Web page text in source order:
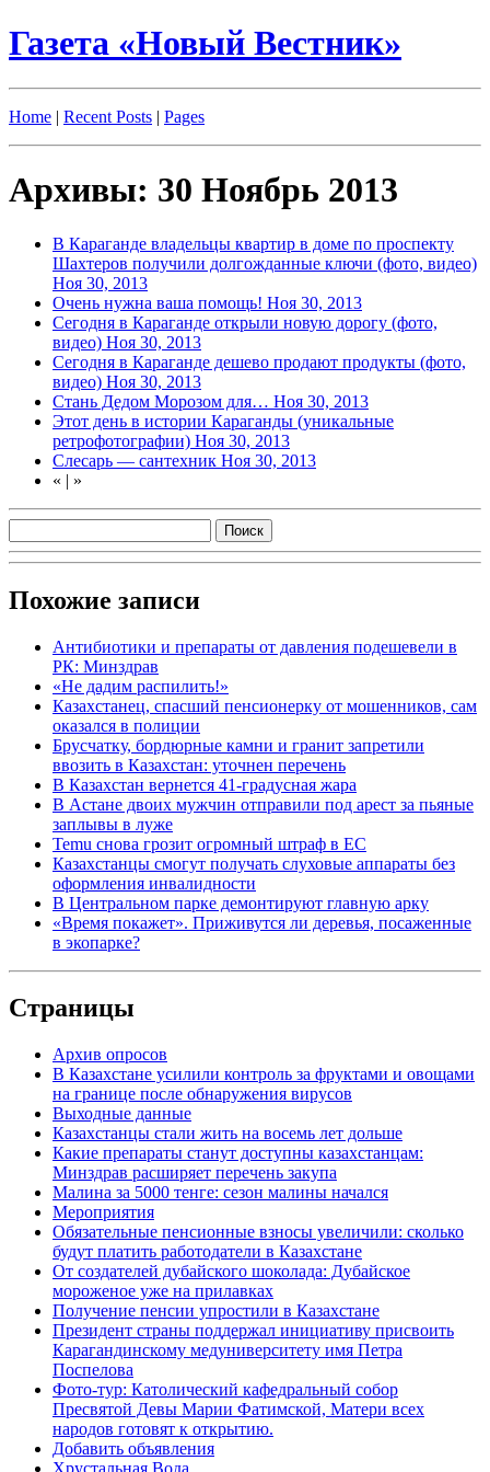
Газета «Новый Вестник»
Home | Recent Posts | Pages
Архивы: 30 Ноябрь 2013
В Караганде владельцы квартир в доме по проспекту
Шахтеров получили долгожданные ключи (фото, видео)
Ноя 30, 2013
Очень нужна ваша помощь! Ноя 30, 2013
Сегодня в Караганде открыли новую дорогу (фото,
видео) Ноя 30, 2013
Сегодня в Караганде дешево продают продукты (фото,
видео) Ноя 30, 2013
Стань Дедом Морозом для… Ноя 30, 2013
Этот день в истории Караганды (уникальные
ретрофотографии) Ноя 30, 2013
Слесарь — сантехник Ноя 30, 2013
« | »
Похожие записи
Антибиотики и препараты от давления подешевели в
РК: Минздрав
«Не дадим распилить!»
Казахстанец, спасший пенсионерку от мошенников, сам
оказался в полиции
Брусчатку, бордюрные камни и гранит запретили
ввозить в Казахстан: уточнен перечень
В Казахстан вернется 41-градусная жара
В Астане двоих мужчин отправили под арест за пьяные
заплывы в луже
Temu снова грозит огромный штраф в ЕС
Казахстанцы смогут получать слуховые аппараты без
оформления инвалидности
В Центральном парке демонтируют главную арку
«Время покажет». Приживутся ли деревья, посаженные
в экопарке?
Страницы
Архив опросов
В Казахстане усилили контроль за фруктами и овощами
на границе после обнаружения вирусов
Выходные данные
Казахстанцы стали жить на восемь лет дольше
Какие препараты станут доступны казахстанцам:
Минздрав расширяет перечень закупа
Малина за 5000 тенге: сезон малины начался
Мероприятия
Обязательные пенсионные взносы увеличили: сколько
будут платить работодатели в Казахстане
От создателей дубайского шоколада: Дубайское
мороженое уже на прилавках
Получение пенсии упростили в Казахстане
Президент страны поддержал инициативу присвоить
Карагандинскому медуниверситету имя Петра
Поспелова
Фото-тур: Католический кафедральный собор
Пресвятой Девы Марии Фатимской, Матери всех
народов готовят к открытию.
Добавить объявления